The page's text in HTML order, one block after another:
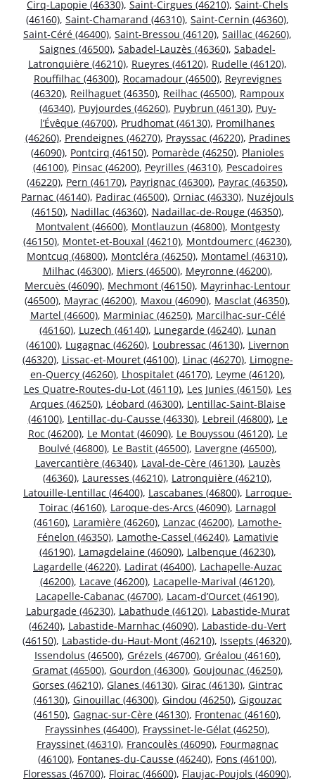
Cirq-Lapopie (46330), Saint-Cirgues (46210), Saint-Chels
(46160), Saint-Chamarand (46310), Saint-Cernin (46360),
Saint-Céré (46400), Saint-Bressou (46120), Saillac (46260),
Saignes (46500), Sabadel-Lauzès (46360), Sabadel-
Latronquière (46210), Rueyres (46120), Rudelle (46120),
Rouffilhac (46300), Rocamadour (46500), Reyrevignes
(46320), Reilhaguet (46350), Reilhac (46500), Rampoux
(46340), Puyjourdes (46260), Puybrun (46130), Puy-
l’Évêque (46700), Prudhomat (46130), Promilhanes
(46260), Prendeignes (46270), Prayssac (46220), Pradines
(46090), Pontcirq (46150), Pomarède (46250), Planioles
(46100), Pinsac (46200), Peyrilles (46310), Pescadoires
(46220), Pern (46170), Payrignac (46300), Payrac (46350),
Parnac (46140), Padirac (46500), Orniac (46330), Nuzéjouls
(46150), Nadillac (46360), Nadaillac-de-Rouge (46350),
Montvalent (46600), Montlauzun (46800), Montgesty
(46150), Montet-et-Bouxal (46210), Montdoumerc (46230),
Montcuq (46800), Montcléra (46250), Montamel (46310),
Milhac (46300), Miers (46500), Meyronne (46200),
Mercuès (46090), Mechmont (46150), Mayrinhac-Lentour
(46500), Mayrac (46200), Maxou (46090), Masclat (46350),
Martel (46600), Marminiac (46250), Marcilhac-sur-Célé
(46160), Luzech (46140), Lunegarde (46240), Lunan
(46100), Lugagnac (46260), Loubressac (46130), Livernon
(46320), Lissac-et-Mouret (46100), Linac (46270), Limogne-
en-Quercy (46260), Lhospitalet (46170), Leyme (46120),
Les Quatre-Routes-du-Lot (46110), Les Junies (46150), Les
Arques (46250), Léobard (46300), Lentillac-Saint-Blaise
(46100), Lentillac-du-Causse (46330), Lebreil (46800), Le
Roc (46200), Le Montat (46090), Le Bouyssou (46120), Le
Boulvé (46800), Le Bastit (46500), Lavergne (46500),
Lavercantière (46340), Laval-de-Cère (46130), Lauzès
(46360), Lauresses (46210), Latronquière (46210),
Latouille-Lentillac (46400), Lascabanes (46800), Larroque-
Toirac (46160), Laroque-des-Arcs (46090), Larnagol
(46160), Laramière (46260), Lanzac (46200), Lamothe-
Fénelon (46350), Lamothe-Cassel (46240), Lamativie
(46190), Lamagdelaine (46090), Lalbenque (46230),
Lagardelle (46220), Ladirat (46400), Lachapelle-Auzac
(46200), Lacave (46200), Lacapelle-Marival (46120),
Lacapelle-Cabanac (46700), Lacam-d’Ourcet (46190),
Laburgade (46230), Labathude (46120), Labastide-Murat
(46240), Labastide-Marnhac (46090), Labastide-du-Vert
(46150), Labastide-du-Haut-Mont (46210), Issepts (46320),
Issendolus (46500), Grézels (46700), Gréalou (46160),
Gramat (46500), Gourdon (46300), Goujounac (46250),
Gorses (46210), Glanes (46130), Girac (46130), Gintrac
(46130), Ginouillac (46300), Gindou (46250), Gigouzac
(46150), Gagnac-sur-Cère (46130), Frontenac (46160),
Frayssinhes (46400), Frayssinet-le-Gélat (46250),
Frayssinet (46310), Francoulès (46090), Fourmagnac
(46100), Fontanes-du-Causse (46240), Fons (46100),
Floressas (46700), Floirac (46600), Flaujac-Poujols (46090),